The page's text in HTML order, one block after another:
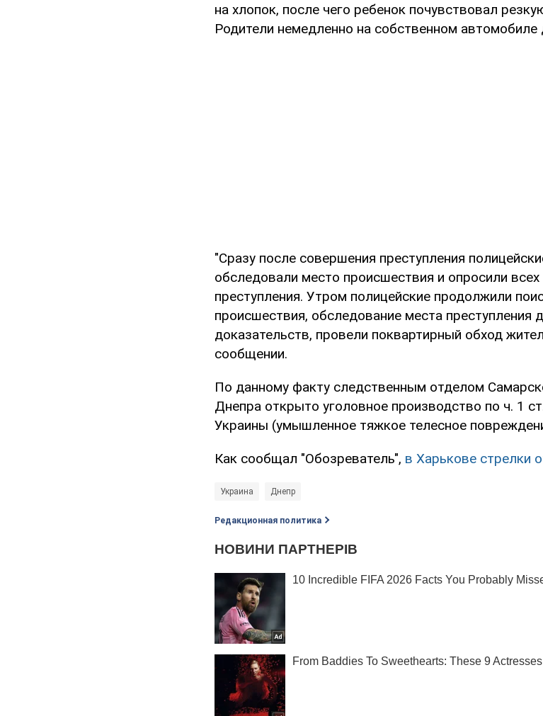
на хлопок, после чего ребенок почувствовал
Родители немедленно на собственном автомобиле
"Сразу после совершения преступления
обследовали место происшествия и опросили
преступления. Утром полицейские продолжили
происшествия, обследование места преступления
доказательств, провели поквартирный обход
сообщении.
По данному факту следственным отделом
Днепра открыто уголовное производство по ч. 1
Украины (умышленное тяжкое телесное
Как сообщал "Обозреватель", в Харькове стрелки
Украина Днепр
Редакционная политика